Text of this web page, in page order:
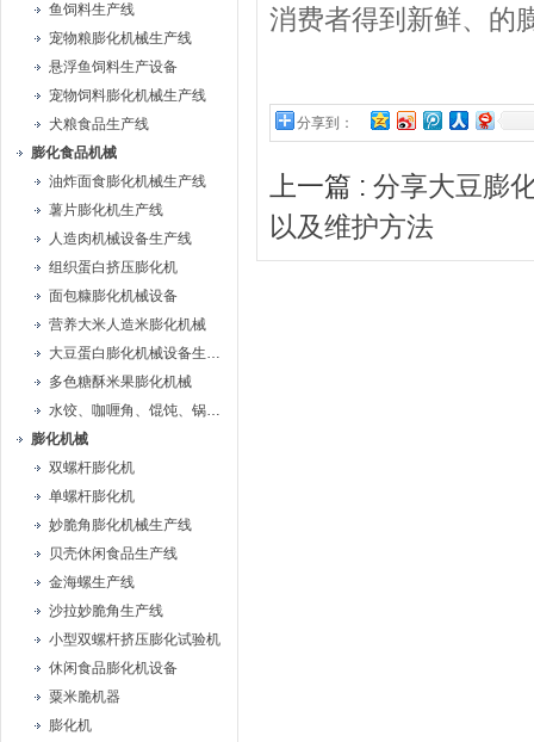
鱼饲料生产线
宠物粮膨化机械生产线
悬浮鱼饲料生产设备
宠物饲料膨化机械生产线
犬粮食品生产线
膨化食品机械
油炸面食膨化机械生产线
薯片膨化机生产线
人造肉机械设备生产线
组织蛋白挤压膨化机
面包糠膨化机械设备
营养大米人造米膨化机械
大豆蛋白膨化机械设备生产线
多色糖酥米果膨化机械
水饺、咖喱角、馄饨、锅贴机
膨化机械
双螺杆膨化机
单螺杆膨化机
妙脆角膨化机械生产线
贝壳休闲食品生产线
金海螺生产线
沙拉妙脆角生产线
小型双螺杆挤压膨化试验机
休闲食品膨化机设备
粟米脆机器
膨化机
消费者得到新鲜、的
分享到：
上一篇 : 分享大豆膨
以及维护方法